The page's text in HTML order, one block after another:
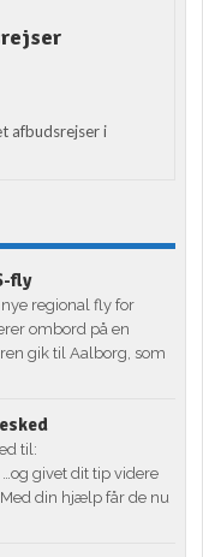
afbudsrejser i
fly
nye regional fly for
ombord på en
gik til Aalborg, som
til:
givet dit tip videre
din hjælp får de nu